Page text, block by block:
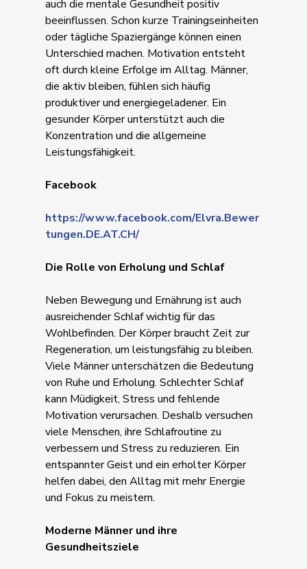
auch die mentale Gesundheit positiv
beeinflussen. Schon kurze Trainingseinheiten
oder tägliche Spaziergänge können einen
Unterschied machen. Motivation entsteht
oft durch kleine Erfolge im Alltag. Männer,
die aktiv bleiben, fühlen sich häufig
produktiver und energiegeladener. Ein
gesunder Körper unterstützt auch die
Konzentration und die allgemeine
Leistungsfähigkeit.
Facebook
https://www.facebook.com/Elvra.Bewer
tungen.DE.AT.CH/
Die Rolle von Erholung und Schlaf
Neben Bewegung und Ernährung ist auch
ausreichender Schlaf wichtig für das
Wohlbefinden. Der Körper braucht Zeit zur
Regeneration, um leistungsfähig zu bleiben.
Viele Männer unterschätzen die Bedeutung
von Ruhe und Erholung. Schlechter Schlaf
kann Müdigkeit, Stress und fehlende
Motivation verursachen. Deshalb versuchen
viele Menschen, ihre Schlafroutine zu
verbessern und Stress zu reduzieren. Ein
entspannter Geist und ein erholter Körper
helfen dabei, den Alltag mit mehr Energie
und Fokus zu meistern.
Moderne Männer und ihre
Gesundheitsziele